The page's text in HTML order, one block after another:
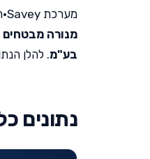
מערכת Savey •
מנורה
בע"מ. להלן
נתונים